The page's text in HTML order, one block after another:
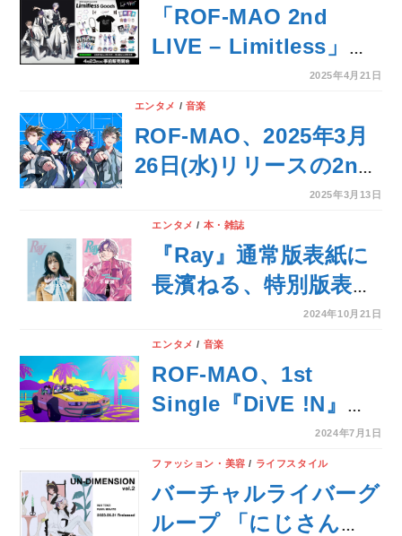
「ROF-MAO 2nd
LIVE – Limitless」グ
ッズを2025年4月23日
(水)18時よりにじさん
じオフィシャルストア
にて事前販売開始！
2025年4月21日
エンタメ / 音楽
ROF-MAO、2025年3月
26日(水)リリースの2nd
Album『MOMENTUM』
よりケンモチヒデフミ
提供楽曲「布袋尊」が先
行配信スタート！
2025年3月13日
エンタメ / 本・雑誌
『Ray』通常版表紙に
長濱ねる、特別版表紙
は不破湊が登場！2024
年12月号は10月23日
(水)発売！
2024年10月21日
エンタメ / 音楽
ROF-MAO、1st
Single『DiVE !N』よ
りリード楽曲「DiVE
!N」がこの後7⽉2⽇
(火)0時より先行デジ
タルリリース！
2024年7月1日
ファッション・美容 / ライフスタイル
バーチャルライバーグ
ループ 「にじさん